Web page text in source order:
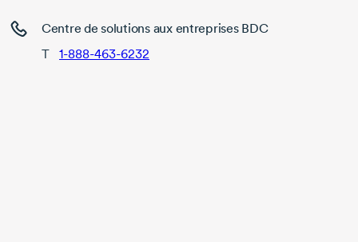
Centre de solutions aux entreprises BDC
T
1-888-463-6232